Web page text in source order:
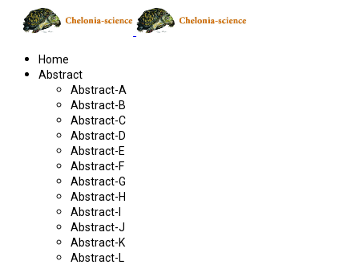
Home
Abstract
Abstract-A
Abstract-B
Abstract-C
Abstract-D
Abstract-E
Abstract-F
Abstract-G
Abstract-H
Abstract-I
Abstract-J
Abstract-K
Abstract-L